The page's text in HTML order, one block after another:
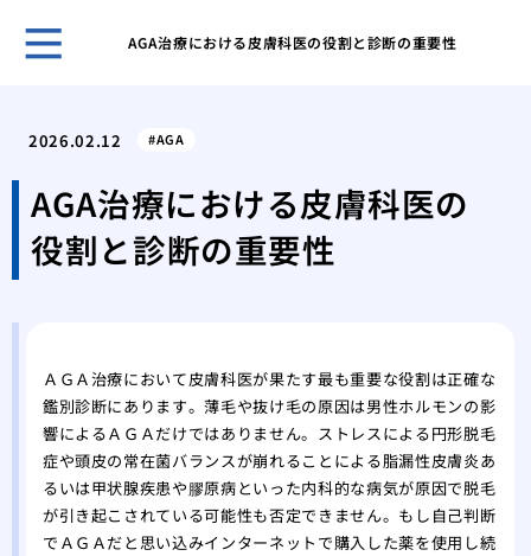
AGA治療における皮膚科医の役割と診断の重要性
れ
薄
馬
薄
2026.02.12 AGA
AGA治療における皮膚科医の
役割と診断の重要性
ＡＧＡ治療において皮膚科医が果たす最も重要な役割は正確な
鑑別診断にあります。薄毛や抜け毛の原因は男性ホルモンの影
響によるＡＧＡだけではありません。ストレスによる円形脱毛
症や頭皮の常在菌バランスが崩れることによる脂漏性皮膚炎あ
るいは甲状腺疾患や膠原病といった内科的な病気が原因で脱毛
が引き起こされている可能性も否定できません。もし自己判断
でＡＧＡだと思い込みインターネットで購入した薬を使用し続